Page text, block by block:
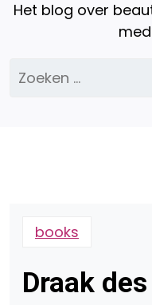
Het blog over
Zoeken
naar:
books
Draak